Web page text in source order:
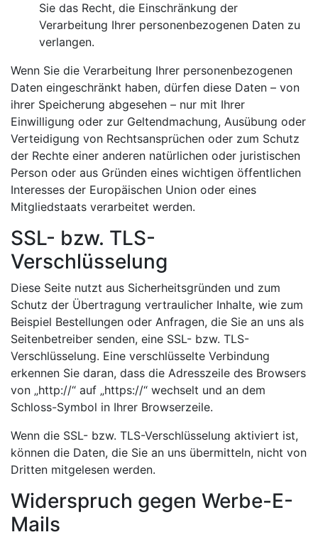
Sie das Recht, die Einschränkung der
Verarbeitung Ihrer personenbezogenen Daten zu
verlangen.
Wenn Sie die Verarbeitung Ihrer personenbezogenen
Daten eingeschränkt haben, dürfen diese Daten – von
ihrer Speicherung abgesehen – nur mit Ihrer
Einwilligung oder zur Geltendmachung, Ausübung oder
Verteidigung von Rechtsansprüchen oder zum Schutz
der Rechte einer anderen natürlichen oder juristischen
Person oder aus Gründen eines wichtigen öffentlichen
Interesses der Europäischen Union oder eines
Mitgliedstaats verarbeitet werden.
SSL- bzw. TLS-
Verschlüsselung
Diese Seite nutzt aus Sicherheitsgründen und zum
Schutz der Übertragung vertraulicher Inhalte, wie zum
Beispiel Bestellungen oder Anfragen, die Sie an uns als
Seitenbetreiber senden, eine SSL- bzw. TLS-
Verschlüsselung. Eine verschlüsselte Verbindung
erkennen Sie daran, dass die Adresszeile des Browsers
von „http://“ auf „https://“ wechselt und an dem
Schloss-Symbol in Ihrer Browserzeile.
Wenn die SSL- bzw. TLS-Verschlüsselung aktiviert ist,
können die Daten, die Sie an uns übermitteln, nicht von
Dritten mitgelesen werden.
Widerspruch gegen Werbe-E-
Mails